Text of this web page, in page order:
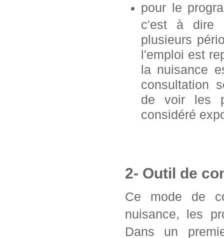
pour le
c'est à dire
plusieurs
l'emploi est
la nuisance
consultation
de voir les
considéré
2- Outil de
Ce mode de
nuisance, les
Dans un